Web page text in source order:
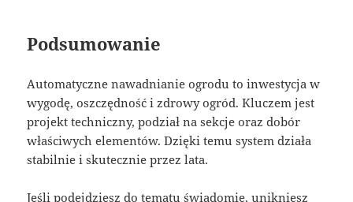
Podsumowanie
Automatyczne nawadnianie ogrodu to inwestycja w
wygodę, oszczędność i zdrowy ogród. Kluczem jest
projekt techniczny, podział na sekcje oraz dobór
właściwych elementów. Dzięki temu system działa
stabilnie i skutecznie przez lata.
Jeśli podejdziesz do tematu świadomie, unikniesz